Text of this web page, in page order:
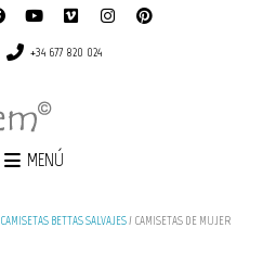
+34 677 820 024
MENÚ
CAMISETAS BETTAS SALVAJES/ CAMISETAS DE MUJER